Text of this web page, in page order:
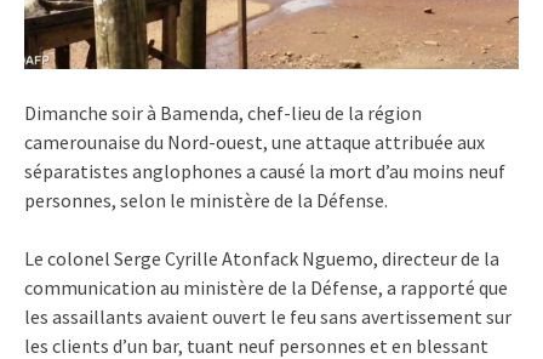
Dimanche soir à Bamenda, chef-lieu de la région
camerounaise du Nord-ouest, une attaque attribuée aux
séparatistes anglophones a causé la mort d’au moins neuf
personnes, selon le ministère de la Défense.
Le colonel Serge Cyrille Atonfack Nguemo, directeur de la
communication au ministère de la Défense, a rapporté que
les assaillants avaient ouvert le feu sans avertissement sur
les clients d’un bar, tuant neuf personnes et en blessant